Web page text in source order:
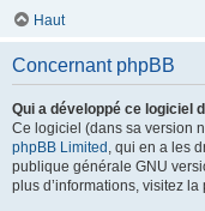
Haut
Concernant phpBB
Qui a développé ce logiciel
Ce logiciel (dans sa version
phpBB Limited , qui en a les
publique générale GNU
plus d’informations, visitez la